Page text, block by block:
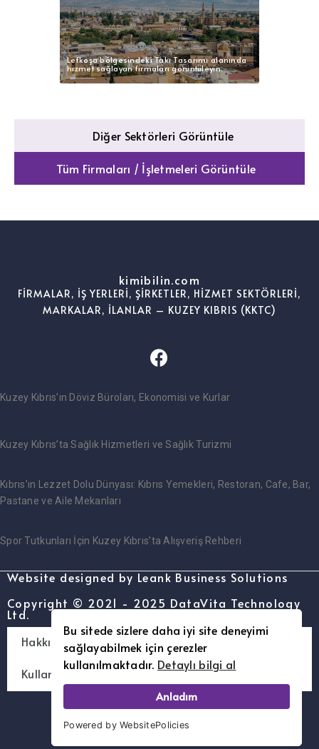
Bu sitede sizlere daha iyi site deneyimi
sağlayabilmek için çerezler
kullanılmaktadır. Detaylı bilgi al
Anladım
Powered by WebsitePolicies
Lefkoşa bölgesindeki Takı Tasarımı alanında
hizmet sağlayan firmaları görüntüleyin.
Diğer Sektörleri Görüntüle
Tüm Firmaları / İşletmeleri Görüntüle
kimibilin.com
FİRMALAR, İŞ YERLERİ, ŞİRKETLER, HİZMET SEKTÖRLERİ,
MARKALAR, İLANLAR – KUZEY KIBRIS (KKTC)
Kuzey Kıbrıs’ın Döviz Büroları, Ekonomisi ve Kurlar
Kuzey Kıbrıs’ta Sağlık Hizmetleri ve Sağlık Turizmi
Kıbrıs’ın Lezzet Dolu Dünyası: Kıbrıs Yemekleri, Restoran, Cafe, Bar,
Pastane ve Aile Mekanları
Spor Tutkunları İçin Kuzey Kıbrıs’ta Alışveriş Rehberi
Website designed by Leank Business Solutions
Copyright © 2021 - 2025 DataVita Technology
Ltd.
Hakkımızda – [www.kimibilin.com]
Kullanım Şartları ve Gizlilik Politikası